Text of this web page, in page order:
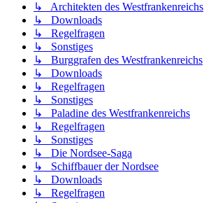
↳ Architekten des Westfrankenreichs
↳ Downloads
↳ Regelfragen
↳ Sonstiges
↳ Burggrafen des Westfrankenreichs
↳ Downloads
↳ Regelfragen
↳ Sonstiges
↳ Paladine des Westfrankenreichs
↳ Regelfragen
↳ Sonstiges
↳ Die Nordsee-Saga
↳ Schiffbauer der Nordsee
↳ Downloads
↳ Regelfragen